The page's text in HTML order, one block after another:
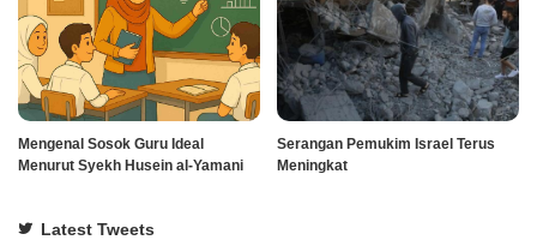
Mengenal Sosok Guru Ideal
Menurut Syekh Husein al-Yamani
Serangan Pemukim Israel Terus
Meningkat
Latest Tweets